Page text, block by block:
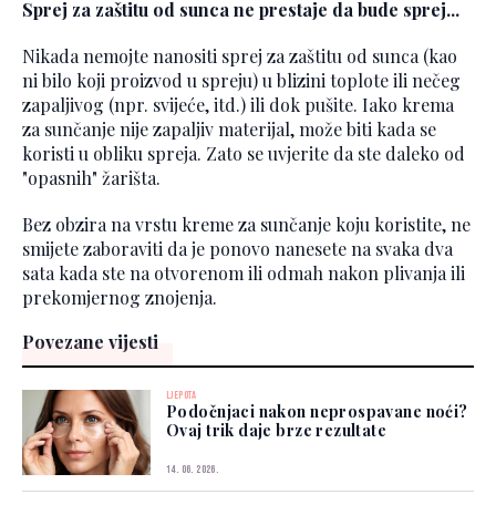
Sprej za zaštitu od sunca ne prestaje da bude sprej...
Nikada nemojte nanositi sprej za zaštitu od sunca (kao
ni bilo koji proizvod u spreju) u blizini toplote ili nečeg
zapaljivog (npr. svijeće, itd.) ili dok pušite. Iako krema
za sunčanje nije zapaljiv materijal, može biti kada se
koristi u obliku spreja. Zato se uvjerite da ste daleko od
"opasnih" žarišta.
Bez obzira na vrstu kreme za sunčanje koju koristite, ne
smijete zaboraviti da je ponovo nanesete na svaka dva
sata kada ste na otvorenom ili odmah nakon plivanja ili
prekomjernog znojenja.
Povezane vijesti
LJEPOTA
Podočnjaci nakon neprospavane noći?
Ovaj trik daje brze rezultate
14. 06. 2026.